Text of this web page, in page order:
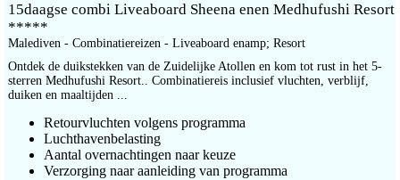
15daagse combi Liveaboard Sheena enen Medhufushi Resort
*****
Malediven - Combinatiereizen - Liveaboard enamp; Resort
Ontdek de duikstekken van de Zuidelijke Atollen en kom tot rust in het 5-
sterren Medhufushi Resort.. Combinatiereis inclusief vluchten, verblijf,
duiken en maaltijden ...
Retourvluchten volgens programma
Luchthavenbelasting
Aantal overnachtingen naar keuze
Verzorging naar aanleiding van programma